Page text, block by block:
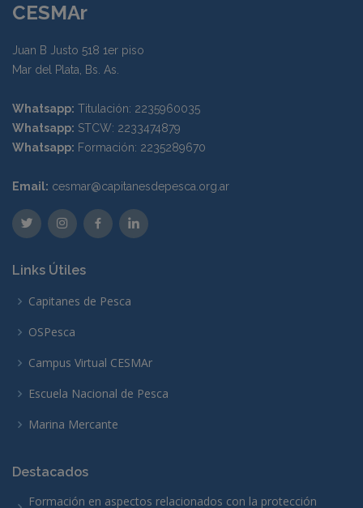
CESMAr
Juan B Justo 518 1er piso
Mar del Plata, Bs. As.
Whatsapp: Titulación: 2235960035
Whatsapp: STCW: 2233474879
Whatsapp: Formación: 2235289670
Email: cesmar@capitanesdepesca.org.ar
Links Útiles
Capitanes de Pesca
OSPesca
Campus Virtual CESMAr
Escuela Nacional de Pesca
Marina Mercante
Destacados
Formación en aspectos relacionados con la protección